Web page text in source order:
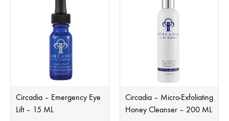
Circadia – Emergency Eye
Lift – 15 ML
Circadia – Micro-Exfoliating
Honey Cleanser – 200 ML